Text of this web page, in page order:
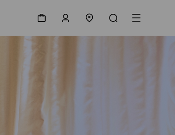
购物袋 登录/注册 门店查询 搜索